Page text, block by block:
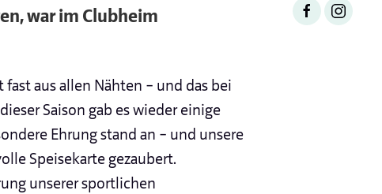
war im Clubheim
aus allen Nähten – und das bei
Saison gab es wieder einige
Ehrung stand an – und unsere
Speisekarte gezaubert.
unserer sportlichen